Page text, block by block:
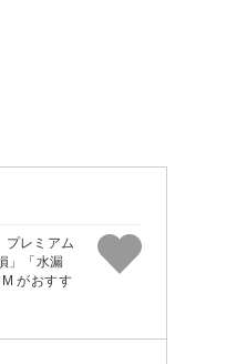
プレミアム
」「水漏
がおすす